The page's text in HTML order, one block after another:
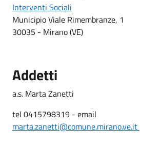
Interventi Sociali
Municipio Viale Rimembranze, 1
30035 - Mirano (VE)
Addetti
a.s. Marta Zanetti
tel 0415798319 - email
marta.zanetti@comune.mirano.ve.it